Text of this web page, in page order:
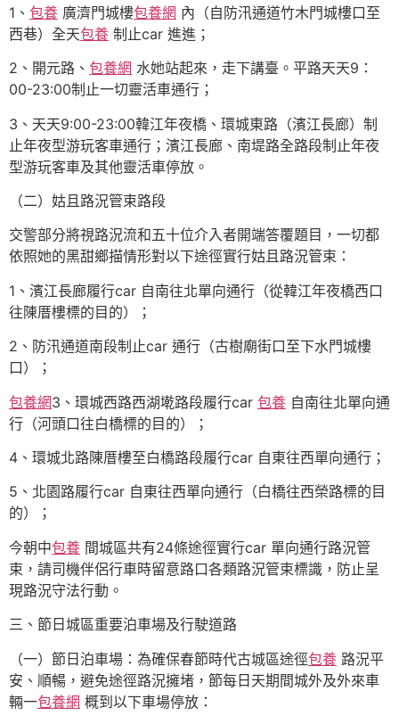
1、 包養 廣濟門城樓包養網 內（自防汛通道竹木門城樓口至
西巷）全天包養 制止car 進進；
2、開元路、 包養網 水她站起來，走下講臺。平路天天9：
00-23:00制止一切靈活車通行；
3、天天9:00-23:00韓江年夜橋、環城東路（濱江長廊）制
止年夜型游玩客車通行；濱江長廊、南堤路全路段制止年夜
型游玩客車及其他靈活車停放。
（二）姑且路況管束路段
交警部分將視路況流和五十位介入者開端答覆題目，一切都
依照她的黑甜鄉描情形對以下途徑實行姑且路況管束：
1、濱江長廊履行car 自南往北單向通行（從韓江年夜橋西口
往陳厝樓標的目的）；
2、防汛通道南段制止car 通行（古樹廟街口至下水門城樓
口）；
包養網3、環城西路西湖墘路段履行car 包養 自南往北單向通
行（河頭口往白橋標的目的）；
4、環城北路陳厝樓至白橋路段履行car 自東往西單向通行；
5、北園路履行car 自東往西單向通行（白橋往西榮路標的目
的）；
今朝中包養 間城區共有24條途徑實行car 單向通行路況管
束，請司機伴侶行車時留意路口各類路況管束標識，防止呈
現路況守法行動。
三、節日城區重要泊車場及行駛道路
（一）節日泊車場：為確保春節時代古城區途徑包養 路況平
安、順暢，避免途徑路況擁堵，節每日天期間城外及外來車
輛一包養網 概到以下車場停放：